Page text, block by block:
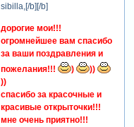
sibilla,[/b][/b]
дорогие мои!!!
огромнейшее вам спасибо
за ваши поздравления и
пожелания!!!
)
))
))
спасибо за красочные и
красивые открыточки!!!
мне очень приятно!!!